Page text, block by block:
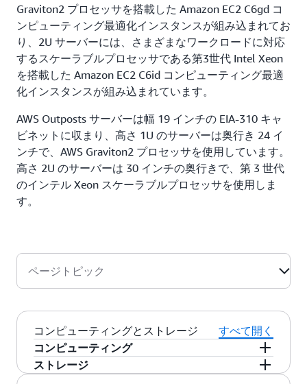
Graviton2 プロセッサを搭載した Amazon EC2 C6gd コ
ンピューティング最適化インスタンスが組み込まれてお
り、2U サーバーには、さまざまなワークロードに対応
するスケーラブルプロセッサである第3世代 Intel Xeon
を搭載した Amazon EC2 C6id コンピューティング最適
化インスタンスが組み込まれています。
AWS Outposts サーバーは幅 19 インチの EIA-310 キャ
ビネットに収まり、高さ 1U のサーバーは奥行き 24 イ
ンチで、AWS Graviton2 プロセッサを使用しています。
高さ 2U のサーバーは 30 インチの奥行きで、第 3 世代
のインテル Xeon スケーラブルプロセッサを使用しま
す。
ページトピック
コンピューティングとストレージ
すべて開く
コンピューティング
AWS Outposts サーバーには、Arm ベースの
ストレージ